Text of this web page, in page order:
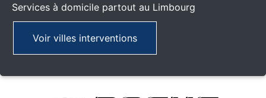
Services à domicile partout au Limbourg
Voir villes interventions